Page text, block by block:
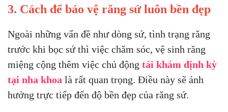
3. Cách để bảo vệ răng sứ luôn bền đẹp
Ngoài những vấn đề như dòng sứ, tình trạng răng
trước khi bọc sứ thì việc chăm sóc, vệ sinh răng
miệng cộng thêm việc chủ động tái khám định kỳ
tại nha khoa là rất quan trọng. Điều này sẽ ảnh
hưởng trực tiếp đến độ bền đẹp của răng sứ.